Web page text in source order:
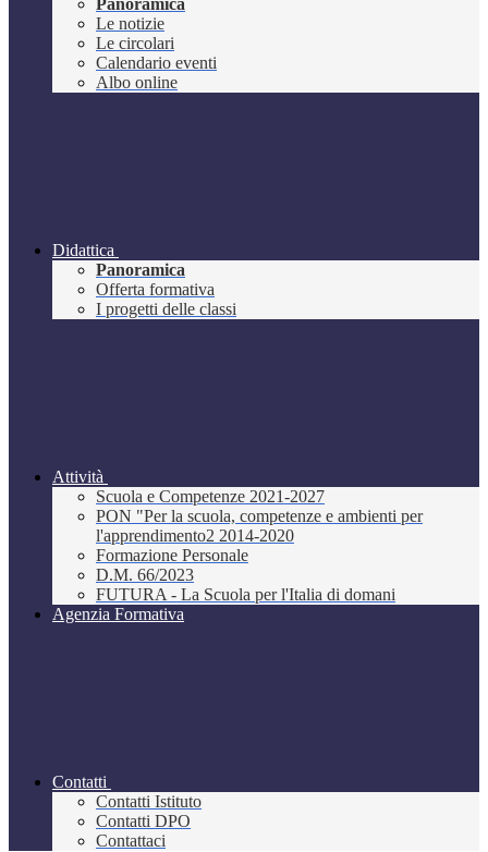
Panoramica
Le notizie
Le circolari
Calendario eventi
Albo online
Didattica
Panoramica
Offerta formativa
I progetti delle classi
Attività
Scuola e Competenze 2021-2027
PON "Per la scuola, competenze e ambienti per
l'apprendimento2 2014-2020
Formazione Personale
D.M. 66/2023
FUTURA - La Scuola per l'Italia di domani
Agenzia Formativa
Contatti
Contatti Istituto
Contatti DPO
Contattaci